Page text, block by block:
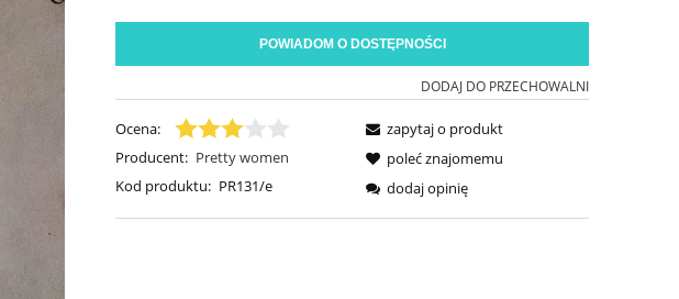
POWIADOM O DOSTĘPNOŚCI
DODAJ DO PRZECHOWALNI
Ocena:
Producent: Pretty women
Kod produktu: PR131/e
zapytaj o produkt
poleć znajomemu
dodaj opinię